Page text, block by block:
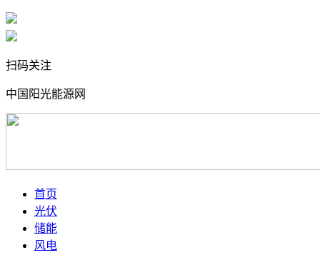
扫码关注
中国阳光能源网
首页
光伏
储能
风电